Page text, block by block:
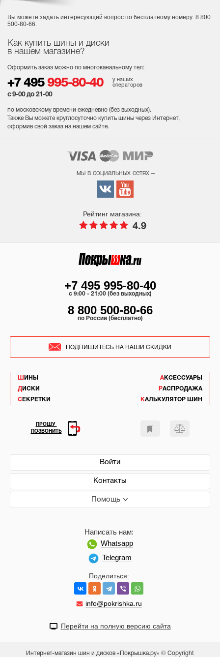
Как купить шины и диски
в нашем магазине?
Оформить заказ можно по многоканальному тел:
+7 495 995-80-40
у наших
операторов
с 9-00 до 21-00
по московскому времени ежедневно (без выходных).
Также Вы можете круглосуточно купить шины через Интернет,
оформив свой заказ на нашем сайте.
Вы можете задать интересующий вопрос по бесплатному номеру: 8 800
500-80-66.
мы в социальных сетях –
Рейтинг магазина:
4.9
ШИНЫ
ДИСКИ
СЕКРЕТКИ
АКСЕССУАРЫ
РАСПРОДАЖА
КАЛЬКУЛЯТОР ШИН
Войти
Контакты
Помощь
Поделиться:
info@pokrishka.ru
Написать нам:
Whatsapp
Telegram
+7 495 995-80-40
c 9:00 - 21:00 (без выходных)
8 800 500-80-66
по России (бесплатно)
ПОДПИШИТЕСЬ НА НАШИ СКИДКИ
ПРОШУ
ПОЗВОНИТЬ
Перейти на полную версию сайта
Интернет-магазин шин и дисков «Покрышка.ру» © Copyright